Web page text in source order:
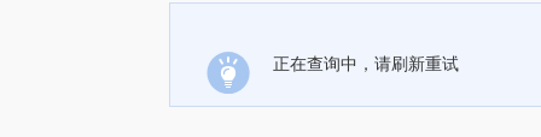
正在查询中，请刷新重试